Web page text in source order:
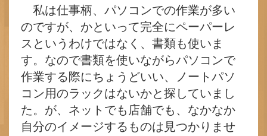
私は仕事柄、パソコンでの作業が多い
のですが、かといって完全にペーパーレ
スというわけではなく、書類も使いま
す。なので書類を使いながらパソコンで
作業する際にちょうどいい、ノートパソ
コン用のラックはないかと探していまし
た。が、ネットでも店舗でも、なかなか
自分のイメージするものは見つかりませ